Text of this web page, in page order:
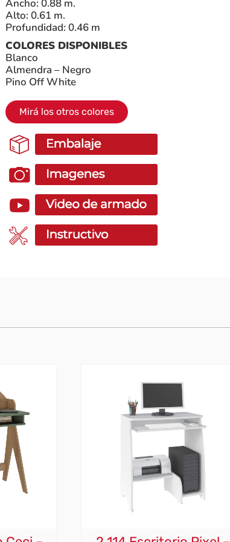
Ancho: 0.88 m.
Alto: 0.61 m.
Profundidad: 0.46 m
COLORES DISPONIBLES
Blanco
Almendra – Negro
Pino Off White
Mirá los otros colores